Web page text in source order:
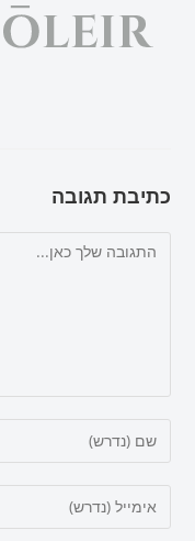
כתיבת תגובה